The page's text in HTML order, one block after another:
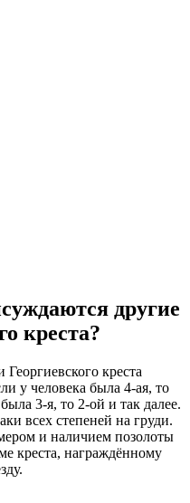
другие
креста?
креста
у человека была 4-ая, то
3-я, то 2-ой и так далее.
всех степеней на груди.
и наличием позолоты
креста, награждённому